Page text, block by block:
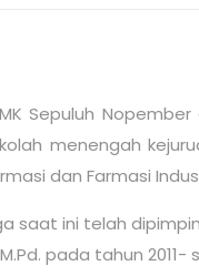
Sepuluh
menengah
dan Farmasi
saat ini telah
pada tahun